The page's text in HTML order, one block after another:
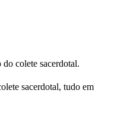
colete sacerdotal.
sacerdotal, tudo em